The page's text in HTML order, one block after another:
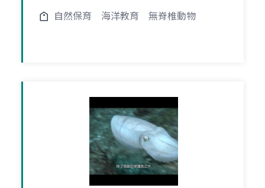
自然保育 海洋教育 無脊椎動物